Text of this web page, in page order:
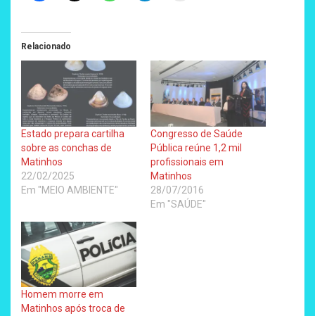
Relacionado
Estado prepara cartilha
sobre as conchas de
Matinhos
22/02/2025
Em "MEIO AMBIENTE"
Congresso de Saúde
Pública reúne 1,2 mil
profissionais em
Matinhos
28/07/2016
Em "SAÚDE"
Homem morre em
Matinhos após troca de